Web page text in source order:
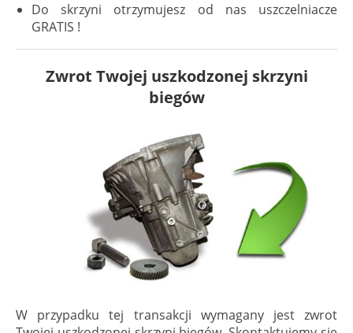
Do skrzyni otrzymujesz od nas uszczelniacze
GRATIS !
Zwrot Twojej uszkodzonej skrzyni
biegów
W przypadku tej transakcji wymagany jest zwrot